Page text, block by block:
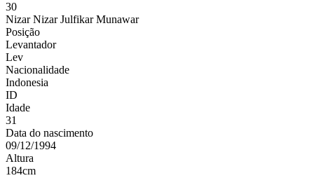
30
Nizar Nizar Julfikar Munawar
Posição
Levantador
Lev
Nacionalidade
Indonesia
ID
Idade
31
Data do nascimento
09/12/1994
Altura
184cm